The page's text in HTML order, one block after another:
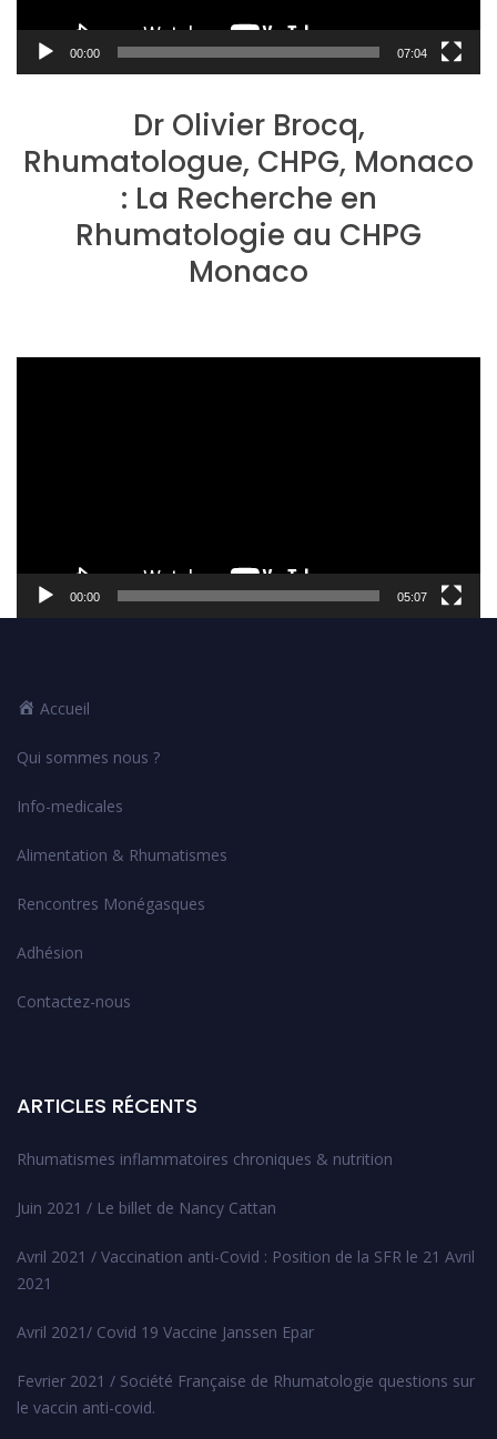
00:00 07:04
Dr Olivier Brocq,
Rhumatologue, CHPG, Monaco
: La Recherche en
Rhumatologie au CHPG
Monaco
00:00 05:07
Accueil
Qui sommes nous ?
Info-medicales
Alimentation & Rhumatismes
Rencontres Monégasques
Adhésion
Contactez-nous
ARTICLES RÉCENTS
Rhumatismes inflammatoires chroniques & nutrition
Juin 2021 / Le billet de Nancy Cattan
Avril 2021 / Vaccination anti-Covid : Position de la SFR le 21 Avril
2021
Avril 2021/ Covid 19 Vaccine Janssen Epar
Fevrier 2021 / Société Française de Rhumatologie questions sur
le vaccin anti-covid.